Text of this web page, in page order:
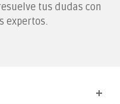
tus dudas con
expertos.